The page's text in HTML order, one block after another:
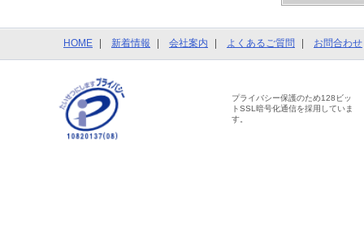
HOME 新着情報 会社案内 よくあるご質問 お問合わせ
プライバシー保護のため128ビッ
トSSL暗号化通信を採用していま
す。